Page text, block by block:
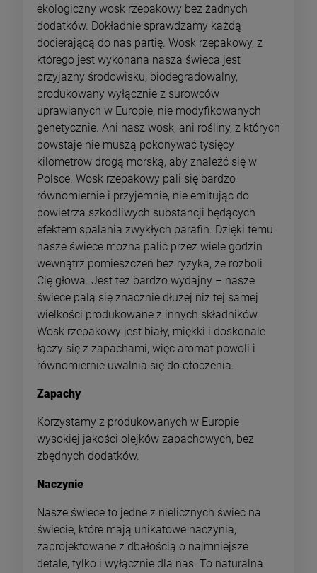
ekologiczny wosk rzepakowy bez żadnych
dodatków. Dokładnie sprawdzamy każdą
docierającą do nas partię. Wosk rzepakowy, z
którego jest wykonana nasza świeca jest
przyjazny środowisku, biodegradowalny,
produkowany wyłącznie z surowców
uprawianych w Europie, nie modyfikowanych
genetycznie. Ani nasz wosk, ani rośliny, z których
powstaje nie muszą pokonywać tysięcy
kilometrów drogą morską, aby znaleźć się w
Polsce. Wosk rzepakowy pali się bardzo
równomiernie i przyjemnie, nie emitując do
powietrza szkodliwych substancji będących
efektem spalania zwykłych parafin. Dzięki temu
nasze świece można palić przez wiele godzin
wewnątrz pomieszczeń bez ryzyka, że rozboli
Cię głowa. Jest też bardzo wydajny – nasze
świece palą się znacznie dłużej niż tej samej
wielkości produkowane z innych składników.
Wosk rzepakowy jest biały, miękki i doskonale
łączy się z zapachami, więc aromat powoli i
równomiernie uwalnia się do otoczenia.
Zapachy
Korzystamy z produkowanych w Europie
wysokiej jakości olejków zapachowych, bez
zbędnych dodatków.
Naczynie
Nasze świece to jedne z nielicznych świec na
świecie, które mają unikatowe naczynia,
zaprojektowane z dbałością o najmniejsze
detale, tylko i wyłącznie dla nas. To naturalna